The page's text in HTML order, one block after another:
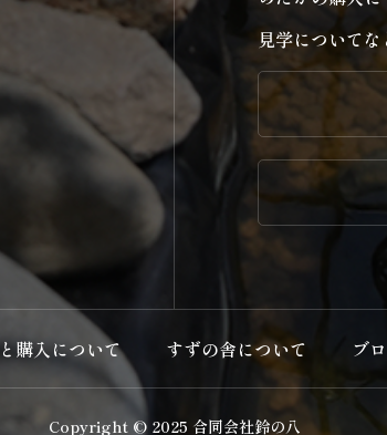
見学について
購入について すずの舎について ブ
Copyright © 2025 合同会社鈴の八